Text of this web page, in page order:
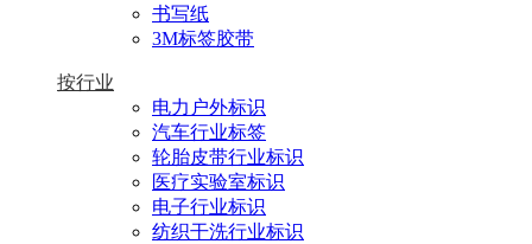
书写纸
3M标签胶带
按行业
电力户外标识
汽车行业标签
轮胎皮带行业标识
医疗实验室标识
电子行业标识
纺织干洗行业标识